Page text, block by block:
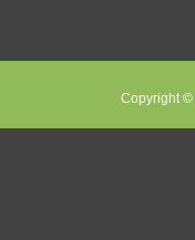
Copyright ©